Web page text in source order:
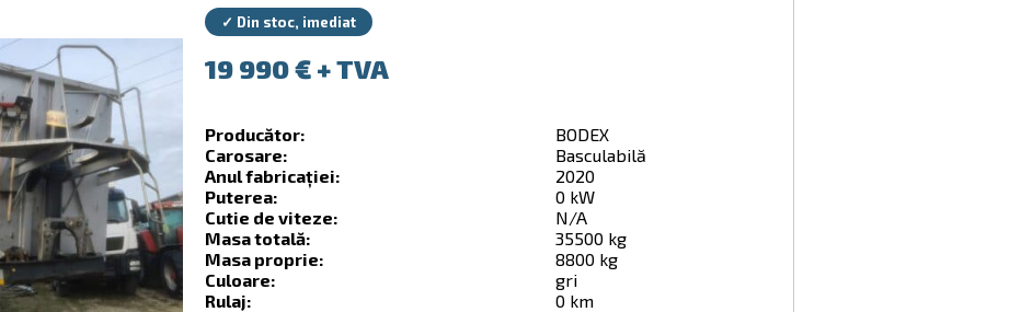
✓ Din stoc, imediat
19 990€
Producător:
BODEX
Carosare:
Basculabilă
Anul fabricației:
2020
Puterea:
0 kW
Cutie de viteze:
N/A
Masa totală:
35500 kg
Masa proprie:
8800 kg
Culoare:
gri
Rulaj:
0 km